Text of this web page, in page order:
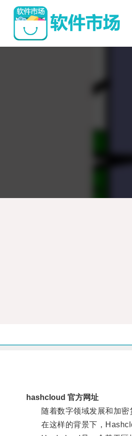
hashcloud 官方网址
随着数字领域发展和加密
在这样的背景下，